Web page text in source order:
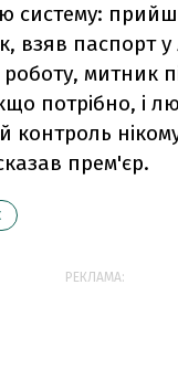
систему:
взяв паспорт
митник
потрібно, і
контроль
прем'єр.
РЕКЛАМА: